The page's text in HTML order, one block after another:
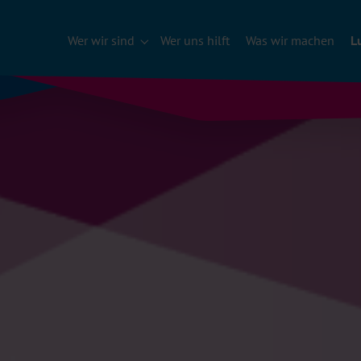
Wer wir sind
Submenu für "Wer wir sind"
Wer uns hilft Was wir machen